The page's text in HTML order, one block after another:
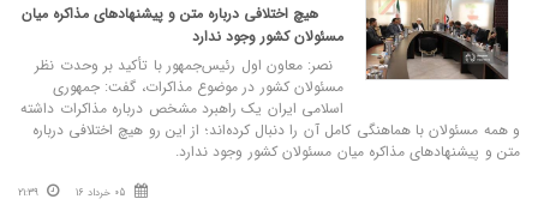
هیچ اختلافی درباره متن و پیشنهادهای مذاکره میان
مسئولان کشور وجود ندارد
نصر: معاون اول رئیس‌جمهور با تأکید بر وحدت نظر
مسئولان کشور در موضوع مذاکرات، گفت: جمهوری
اسلامی ایران یک راهبرد مشخص درباره مذاکرات داشته
و همه مسئولان با هماهنگی کامل آن را دنبال کرده‌اند؛ از این رو هیچ اختلافی درباره
متن و پیشنهادهای مذاکره میان مسئولان کشور وجود ندارد.
05 خرداد 16 21:39